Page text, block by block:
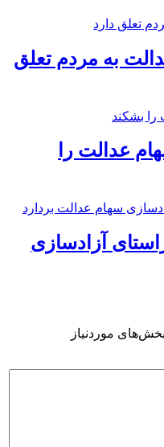
به مردم تعلق
عدالت را
آزادسازی
بخش‌های موردنیاز